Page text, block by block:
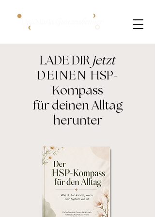
LADE DIR jetzt
DEINEN HSP-
Kompass
für deinen Alltag
herunter